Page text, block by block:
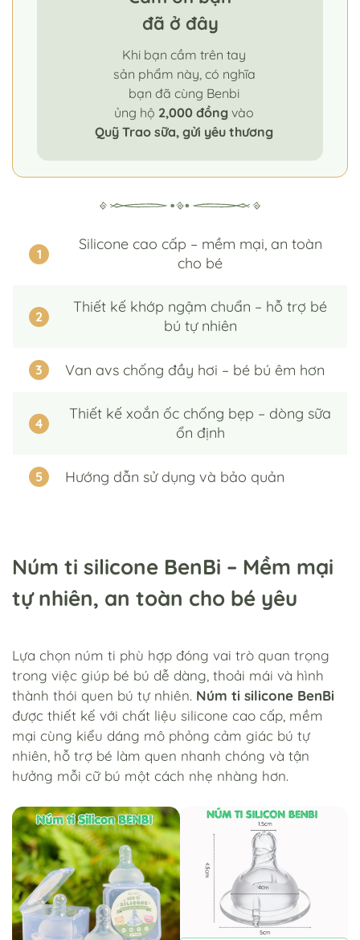
đã ở đây
Khi bạn cầm trên tay
sản phẩm này, có nghĩa
bạn đã cùng Benbi
ủng hộ 2,000 đồng vào
Quỹ Trao sữa, gửi yêu thương
1
silicone cao cấp – mềm mại, an toàn
cho bé
2
thiết kế khớp ngậm chuẩn – hỗ trợ bé
bú tự nhiên
3 van avs chống đầy hơi – bé bú êm hơn
4
thiết kế xoắn ốc chống bẹp – dòng sữa
ổn định
5 hướng dẫn sử dụng và bảo quản
Núm ti silicone BenBi – Mềm mại
tự nhiên, an toàn cho bé yêu
Lựa chọn núm ti phù hợp đóng vai trò quan trọng
trong việc giúp bé bú dễ dàng, thoải mái và hình
thành thói quen bú tự nhiên. Núm ti silicone BenBi
được thiết kế với chất liệu silicone cao cấp, mềm
mại cùng kiểu dáng mô phỏng cảm giác bú tự
nhiên, hỗ trợ bé làm quen nhanh chóng và tận
hưởng mỗi cữ bú một cách nhẹ nhàng hơn.